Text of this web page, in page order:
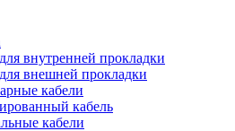
внутренней прокладки
внешней прокладки
кабели
кабель
кабели